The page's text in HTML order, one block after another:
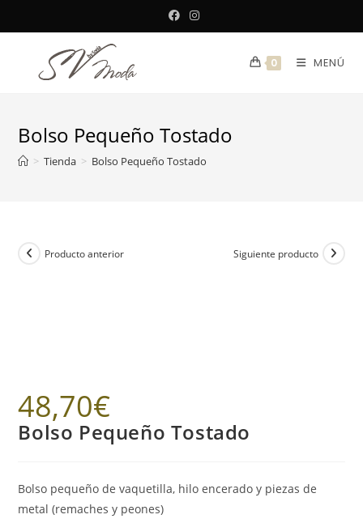
al
0 MENÚ
Bolso Pequeño Tostado
> Tienda > Bolso Pequeño Tostado
Producto anterior Siguiente producto
48,70€
Bolso Pequeño Tostado
Bolso pequeño de vaquetilla, hilo encerado y piezas de
metal (remaches y peones)